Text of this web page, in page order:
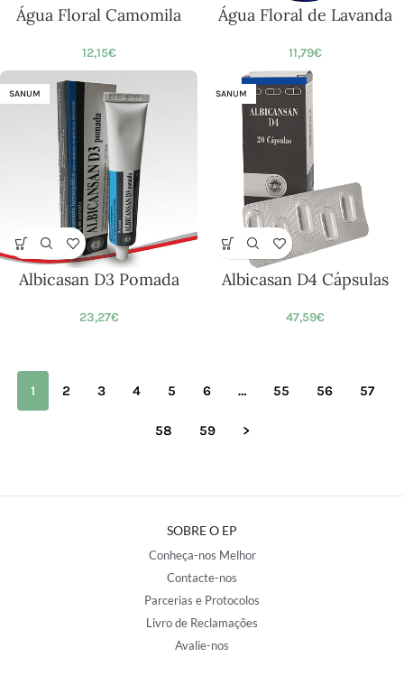
Água Floral Camomila
12,15€
Água Floral de Lavanda
11,79€
SANUM
Albicasan D3 Pomada
23,27€
SANUM
Albicasan D4 Cápsulas
47,59€
1 2 3 4 5 6 … 55 56 57
58 59 >
SOBRE O EP
Conheça-nos Melhor
Contacte-nos
Parcerias e Protocolos
Livro de Reclamações
Avalie-nos